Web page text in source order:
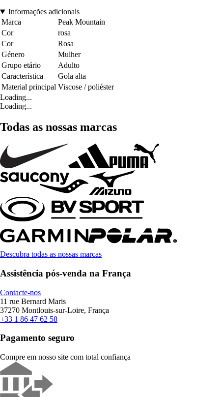
Informações adicionais
Marca
Peak Mountain
Cor
rosa
Cor
Rosa
Género
Mulher
Grupo etário
Adulto
Característica
Gola alta
Material principal Viscose / poliéster
Loading...
Loading...
Todas as nossas marcas
Descubra todas as nossas marcas
Assistência pós-venda na França
Contacte-nos
11 rue Bernard Maris
37270 Montlouis-sur-Loire, França
+33 1 86 47 62 58
Pagamento seguro
Compre em nosso site com total confiança